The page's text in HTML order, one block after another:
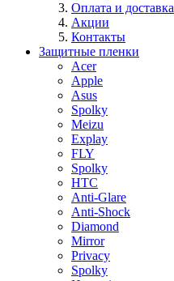
Оплата и доставка
Акции
Контакты
Защитные пленки
Acer
Apple
Asus
Spolky
Meizu
Explay
FLY
Spolky
HTC
Anti-Glare
Anti-Shock
Diamond
Mirror
Privacy
Spolky